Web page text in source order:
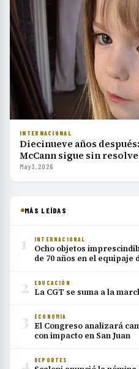
INTERNACIONAL
Diecinueve años
McCann sigue sin
May 3, 2026
MÁS LEÍDAS
1 INTERNACIONAL
Ocho objetos
de 70 años en el equipaje
2 EDUCACIÓN
La CGT se suma a la
3 ECONOMÍA
El Congreso analizará
con impacto en San Juan
4 DEPORTES